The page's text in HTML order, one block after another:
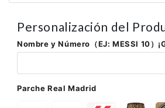
Personalización del
Nombre y Número（EJ: MESSI 10）
Parche Real Madrid